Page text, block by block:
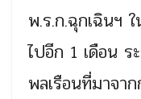
พ.ร.ก.ฉุกเฉินฯ
ไปอีก 1 เดือน
พลเรือนที่มาจา